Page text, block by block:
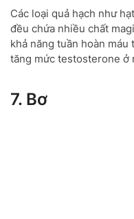
Các loại quả hạch như
đều chứa nhiều chất
khả năng tuần hoàn
tăng mức testosterone ở
7. Bơ